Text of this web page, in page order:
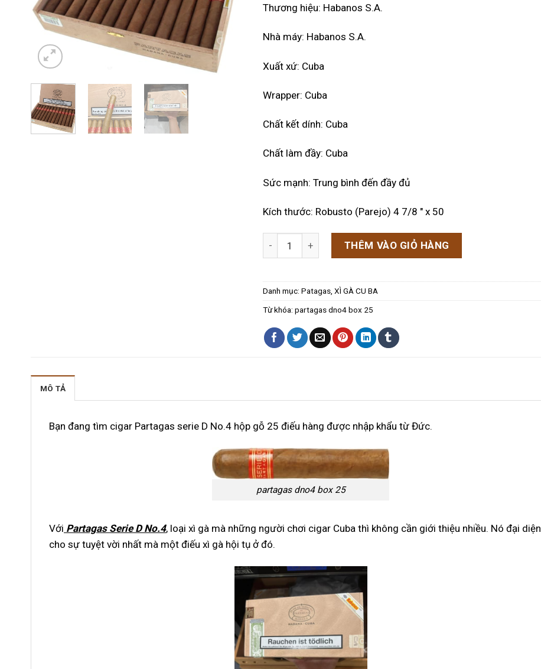
Thương hiệu: Habanos S.A.
Nhà máy: Habanos S.A.
Xuất xứ: Cuba
Wrapper: Cuba
Chất kết dính: Cuba
Chất làm đầy: Cuba
Sức mạnh: Trung bình đến đầy đủ
Kích thước: Robusto (Parejo) 4 7/8 ″ x 50
Xì gà Partagas dno4 hộp gỗ 25 điếu nội địa đức số lượng
THÊM VÀO GIỎ HÀNG
Danh mục:Patagas,XÌ GÀ CU BA
Từ khóa:partagas dno4 box 25
MÔ TẢ
Bạn đang tìm cigar Partagas serie D No.4 hộp gỗ 25 điếu hàng được nhập khẩu từ Đức.
partagas dno4 box 25
Với Partagas Serie D No.4, loại xì gà mà những người chơi cigar Cuba thì không cần giới thiệu nhiều. Nó đại diện
cho sự tuyệt vời nhất mà một điếu xì gà hội tụ ở đó.